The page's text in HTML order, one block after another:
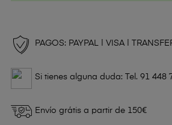
PAGOS: PAYPAL | VISA |
Si tienes alguna duda: Tel. 91 448
Envío grátis a partir de 150€